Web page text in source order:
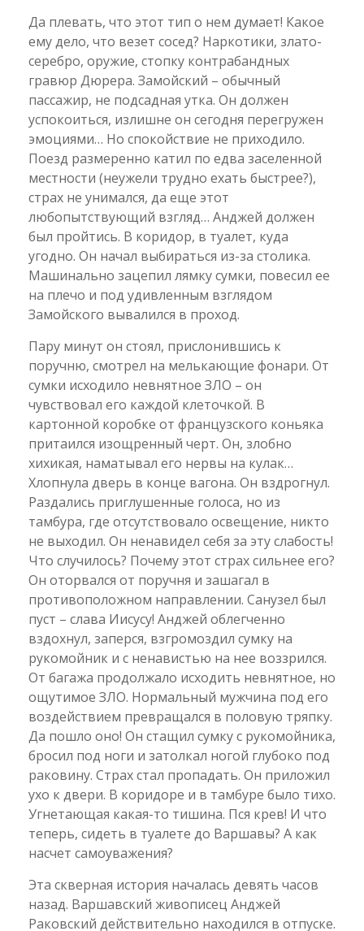
Да плевать, что этот тип о нем думает! Какое
ему дело, что везет сосед? Наркотики, злато-
серебро, оружие, стопку контрабандных
гравюр Дюрера. Замойский – обычный
пассажир, не подсадная утка. Он должен
успокоиться, излишне он сегодня перегружен
эмоциями… Но спокойствие не приходило.
Поезд размеренно катил по едва заселенной
местности (неужели трудно ехать быстрее?),
страх не унимался, да еще этот
любопытствующий взгляд… Анджей должен
был пройтись. В коридор, в туалет, куда
угодно. Он начал выбираться из-за столика.
Машинально зацепил лямку сумки, повесил ее
на плечо и под удивленным взглядом
Замойского вывалился в проход.
Пару минут он стоял, прислонившись к
поручню, смотрел на мелькающие фонари. От
сумки исходило невнятное ЗЛО – он
чувствовал его каждой клеточкой. В
картонной коробке от французского коньяка
притаился изощренный черт. Он, злобно
хихикая, наматывал его нервы на кулак…
Хлопнула дверь в конце вагона. Он вздрогнул.
Раздались приглушенные голоса, но из
тамбура, где отсутствовало освещение, никто
не выходил. Он ненавидел себя за эту слабость!
Что случилось? Почему этот страх сильнее его?
Он оторвался от поручня и зашагал в
противоположном направлении. Санузел был
пуст – слава Иисусу! Анджей облегченно
вздохнул, заперся, взгромоздил сумку на
рукомойник и с ненавистью на нее воззрился.
От багажа продолжало исходить невнятное, но
ощутимое ЗЛО. Нормальный мужчина под его
воздействием превращался в половую тряпку.
Да пошло оно! Он стащил сумку с рукомойника,
бросил под ноги и затолкал ногой глубоко под
раковину. Страх стал пропадать. Он приложил
ухо к двери. В коридоре и в тамбуре было тихо.
Угнетающая какая-то тишина. Пся крев! И что
теперь, сидеть в туалете до Варшавы? А как
насчет самоуважения?
Эта скверная история началась девять часов
назад. Варшавский живописец Анджей
Раковский действительно находился в отпуске.